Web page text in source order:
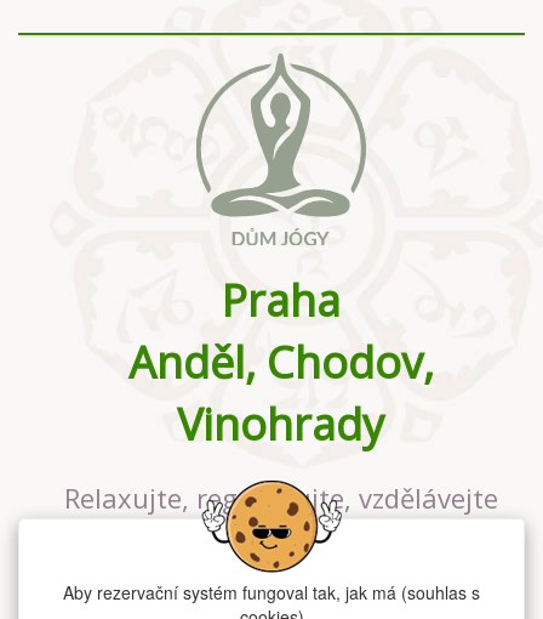
Praha
Anděl, Chodov,
Vinohrady
Relaxujte, regenerujte, vzdělávejte
se v největším jógovém studiu v
Praze
Aby rezervační systém fungoval tak, jak má (souhlas s